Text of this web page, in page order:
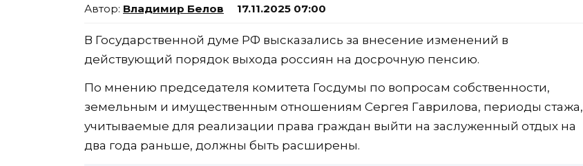
Владимир Белов 17.11.2025 07:00
В Государственной думе РФ высказались за внесение изменений в
действующий порядок выхода россиян на досрочную пенсию.
По мнению председателя комитета Госдумы по вопросам собственности,
земельным и имущественным отношениям Сергея Гаврилова, периоды стажа,
учитываемые для реализации права граждан выйти на заслуженный отдых на
два года раньше, должны быть расширены.